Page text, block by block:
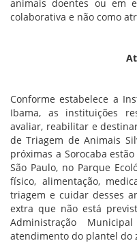
animais doentes ou em
colaborativa e não como
Conforme estabelece a
Ibama, as instituições
avaliar, reabilitar e
de Triagem de Animais
próximas a Sorocaba
São Paulo, no Parque
físico, alimentação,
triagem e cuidar desses
extra que não está
Administração
atendimento do plantel do